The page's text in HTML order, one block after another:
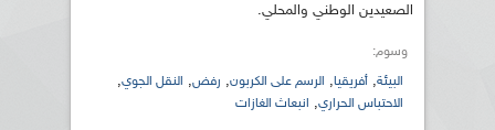
الصعيدين الوطني والمحلي.
وسوم:
البيئة, أفريقيا, الرسم على الكربون, رفض, النقل الجوي,
الاحتباس الحراري, انبعاث الغازات